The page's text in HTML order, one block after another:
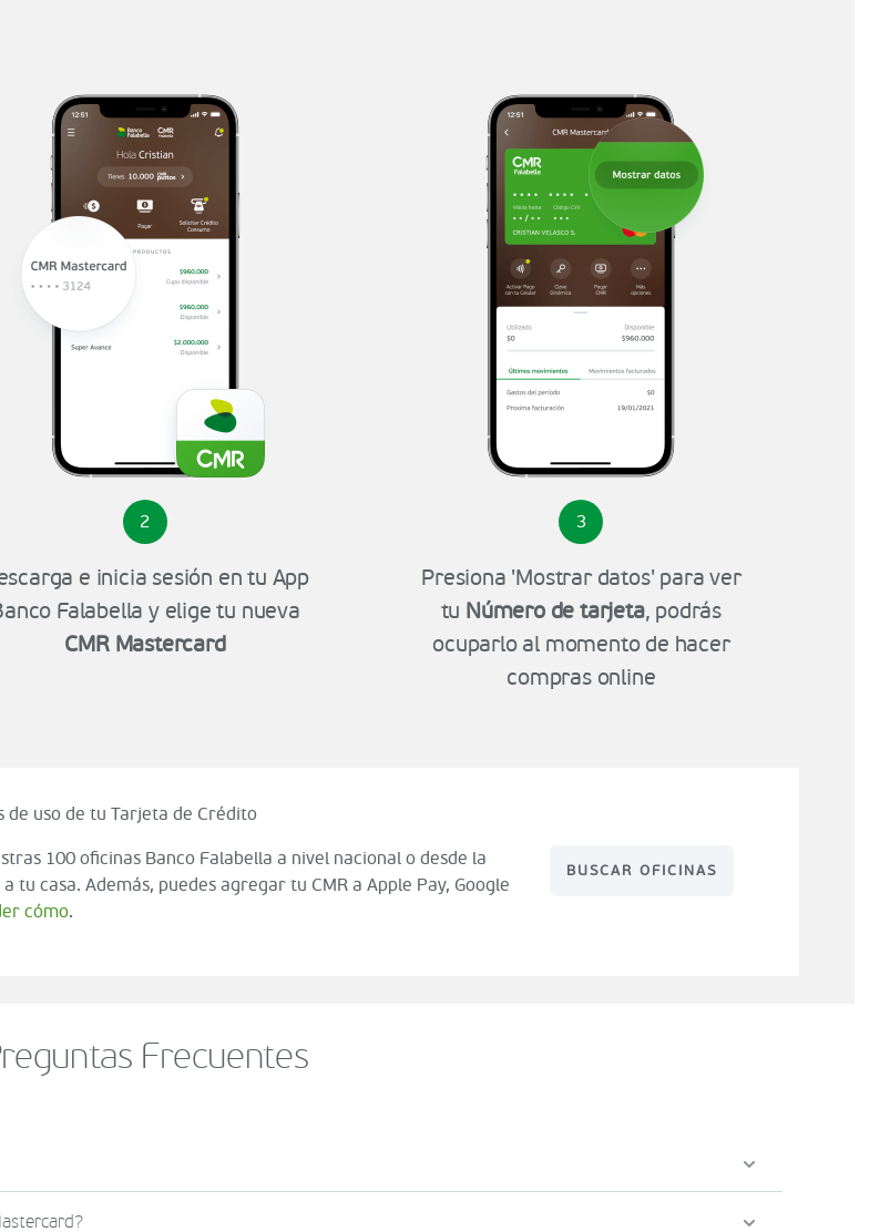
2
e inicia sesión en tu App
Falabella y elige tu nueva
CMR Mastercard
3
Presiona 'Mostrar datos' para ver
tu Número de tarjeta, podrás
ocuparlo al momento de hacer
compras online
uso de tu Tarjeta de Crédito
100 oficinas Banco Falabella a nivel nacional o desde la
tu casa. Además, puedes agregar tu CMR a Apple Pay, Google
cómo.
BUSCAR OFICINAS
Frecuentes